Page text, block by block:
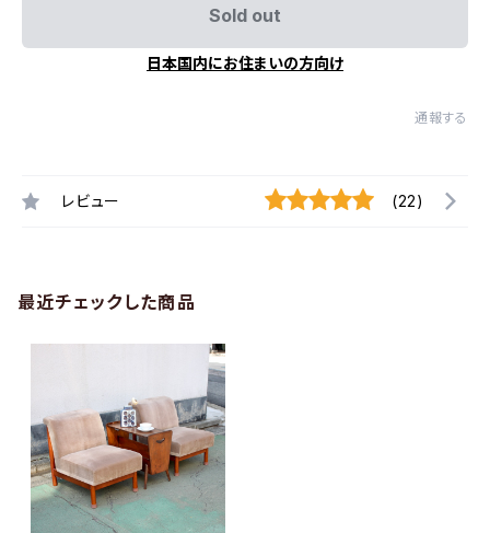
Sold out
日本国内にお住まいの方向け
通報する
レビュー (22)
最近チェックした商品